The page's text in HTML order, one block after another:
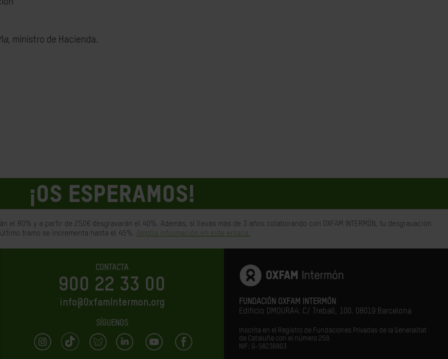
, ministro de Hacienda.
¡OS ESPERAMOS!
el 80% y a partir de 250€ desgravarán el 40%. Además, si llevas más de 3 años colaborando con OXFAM INTERMÓN, tu desgravación
tramo se incrementa hasta el 45%. Amplia información en este enlace.
CONTACTA
900 22 33 00
info@OxfamIntermon.org
SÍGUENOS
FUNDACIÓN OXFAM INTERMÓN
Edificio DMOURA4. C/ Treball, 100. 08019 Barcelona
Inscrita en el Registro de Fundaciones Privadas de la Generalitat
de Cataluña con el número 259.
NIF: G-58236803